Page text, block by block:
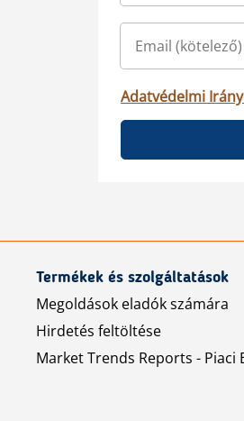
Adatvédelmi
Termékek és szolgáltatások
Megoldások eladók számára
Hirdetés feltöltése
Market Trends Reports - Piaci